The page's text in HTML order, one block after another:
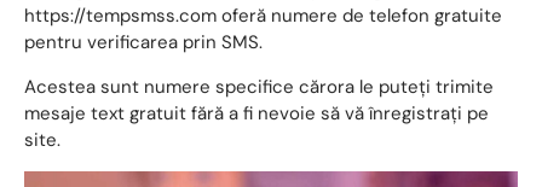
https://tempsmss.com oferă numere de telefon gratuite
pentru verificarea prin SMS.
Acestea sunt numere specifice cărora le puteți trimite
mesaje text gratuit fără a fi nevoie să vă înregistrați pe
site.